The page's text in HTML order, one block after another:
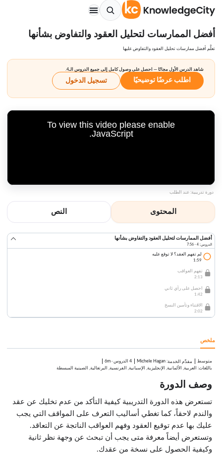
أفضل الممارسات لتحليل العقود والتفاوض بشأنها
تعلَّم أفضل ممارسات تحليل العقود والتفاوض عليها
شاهد الدرس الأول مجانًا — احصل على وصول كامل إلى جميع الدروس الـ4.
اطلب عرضًا توضيحيًا تسجيل الدخول
To view this video please enable
JavaScript.
دورة تدريبية: عند الطلب
المحتوى النص
أفضل الممارسات لتحليل العقود والتفاوض بشأنها
الدروس: 4 · 7:56
لم تفهم العقد؟ لا توقع عليه
1:59
تفهم العواقب
2:13
احصل على رأي ثاني
1:42
الاقتناء وتأمين النسخ
2:02
ملخص
متوسط مقدِّم الخدمة:
Michele Hagan 4 الدروس ·
6m
باللغات: العربية, الألمانية, الإنجليزية, الإسبانية, الفرنسية, البرتغالية, الصينية المبسطة
وصف الدورة
تستعرض هذه الدورة التدريبية كيفية التأكد من عدم تخليك عن عقد
والندم لاحقاً، كما تغطي أساليب التعرف على المواقف التي يجب
عليك بها عدم توقيع العقود وفهم العواقب الناتجة عن التعاقد.
وتستعرض أيضاً معرفة متى يجب أن تبحث عن وجهة نظر ثانية
وكيفية الحصول على نسخة من عقدك.